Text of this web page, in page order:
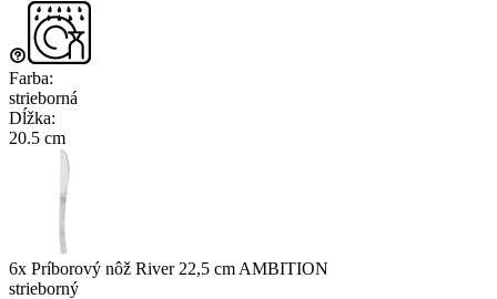
Farba:
strieborná
Dĺžka:
20.5 cm
6x Príborový nôž River 22,5 cm AMBITION
strieborný